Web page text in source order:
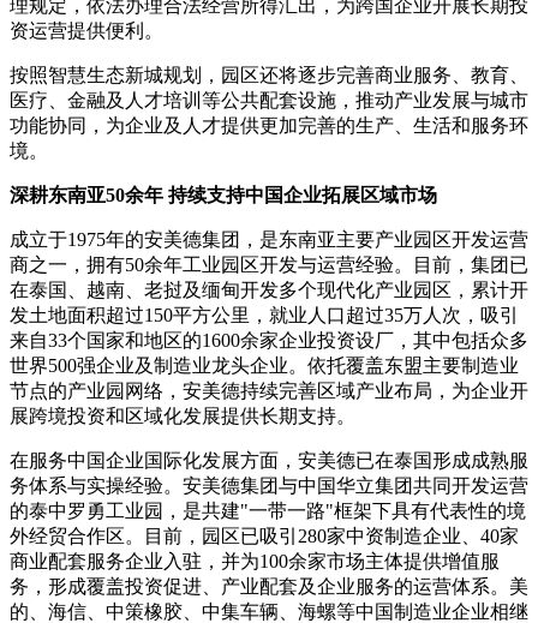
理规定，依法办理合法经营所得汇出，为跨国企业开展长期投
资运营提供便利。
按照智慧生态新城规划，园区还将逐步完善商业服务、教育、
医疗、金融及人才培训等公共配套设施，推动产业发展与城市
功能协同，为企业及人才提供更加完善的生产、生活和服务环
境。
深耕东南亚50余年 持续支持中国企业拓展区域市场
成立于1975年的安美德集团，是东南亚主要产业园区开发运营
商之一，拥有50余年工业园区开发与运营经验。目前，集团已
在泰国、越南、老挝及缅甸开发多个现代化产业园区，累计开
发土地面积超过150平方公里，就业人口超过35万人次，吸引
来自33个国家和地区的1600余家企业投资设厂，其中包括众多
世界500强企业及制造业龙头企业。依托覆盖东盟主要制造业
节点的产业园网络，安美德持续完善区域产业布局，为企业开
展跨境投资和区域化发展提供长期支持。
在服务中国企业国际化发展方面，安美德已在泰国形成成熟服
务体系与实操经验。安美德集团与中国华立集团共同开发运营
的泰中罗勇工业园，是共建"一带一路"框架下具有代表性的境
外经贸合作区。目前，园区已吸引280家中资制造企业、40家
商业配套服务企业入驻，并为100余家市场主体提供增值服
务，形成覆盖投资促进、产业配套及企业服务的运营体系。美
的、海信、中策橡胶、中集车辆、海螺等中国制造业企业相继